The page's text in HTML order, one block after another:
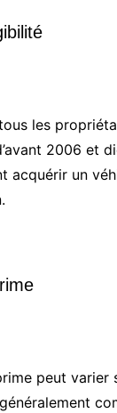
les
2006 et
acquérir un
peut varier